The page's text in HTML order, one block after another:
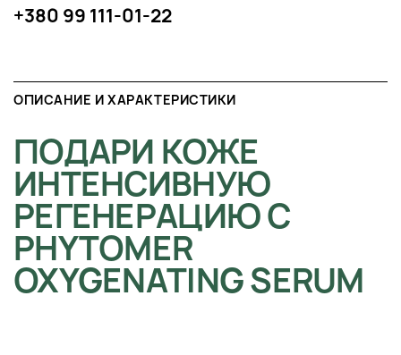
+380 99 111-01-22
ОПИСАНИЕ И ХАРАКТЕРИСТИКИ
ПОДАРИ КОЖЕ
ИНТЕНСИВНУЮ
РЕГЕНЕРАЦИЮ С
PHYTOMER
OXYGENATING SERUM